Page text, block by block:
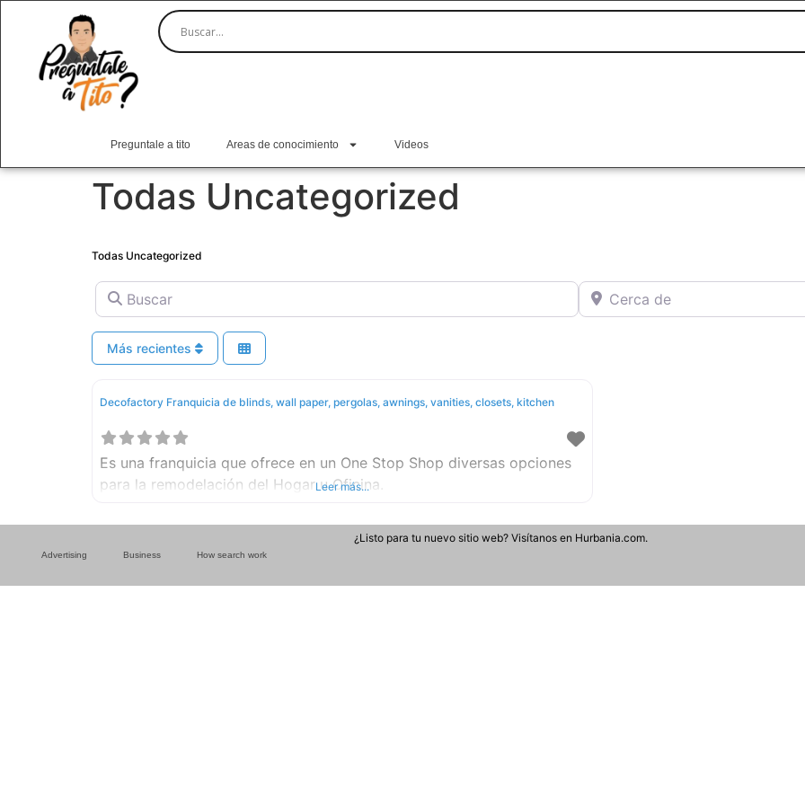
Preguntale a tito Areas de conocimiento Videos
Todas Uncategorized
Todas Uncategorized
Buscar Cerca de
Más recientes
Decofactory Franquicia de blinds, wall paper, pergolas, awnings, vanities, closets, kitchen
Es una franquicia que ofrece en un One Stop Shop diversas opciones
para la remodelación del Hogar u Oficina.
Leer más...
Advertising Business How search work
¿Listo para tu nuevo sitio web? Visítanos en Hurbania.com.